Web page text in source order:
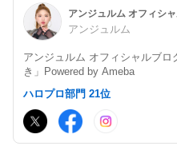
アンジュルム
アンジュルム オフィシャルブ
き」Powered by Ameba
ハロプロ部門 21位